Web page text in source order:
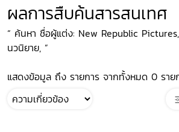
ผลการสืบค้นสารสนเทศ
“ ค้นหา ชื่อผู้แต่ง: New Republic
นวนิยาย, ”
แสดงข้อมูล ถึง รายการ จากทั้งหมด 0 ราย